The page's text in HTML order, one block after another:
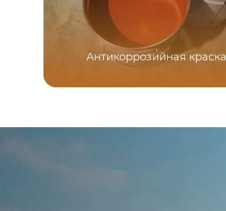
Антикоррозийная краска